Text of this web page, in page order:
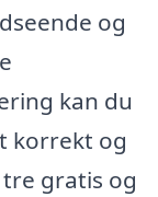
og
kan du
korrekt og
gratis og